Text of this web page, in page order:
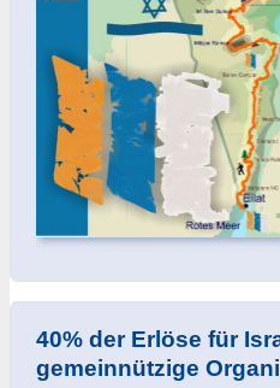
40% der Erlöse für
gemeinnützige